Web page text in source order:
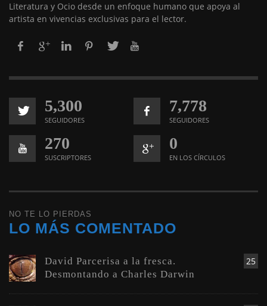
Literatura y Ocio desde un enfoque humano que apoya al
artista en vivencias exclusivas para el lector.
5,300
SEGUIDORES
7,778
SEGUIDORES
270
SUSCRIPTORES
0
EN LOS CÍRCULOS
NO TE LO PIERDAS
LO MÁS COMENTADO
25
David Parcerisa a la fresca.
Desmontando a Charles Darwin